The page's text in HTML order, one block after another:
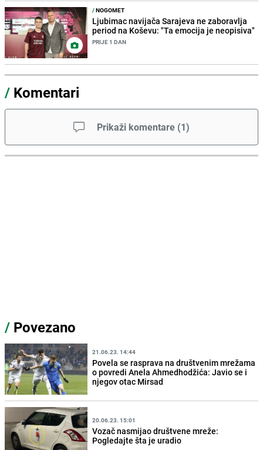
/NOGOMET
Ljubimac navijača Sarajeva ne zaboravlja
period na Koševu: "Ta emocija je neopisiva"
PRIJE 1 DAN
/ Komentari
Prikaži komentare (1)
/ Povezano
21.06.23. 14:44
Povela se rasprava na društvenim mrežama
o povredi Anela Ahmedhodžića: Javio se i
njegov otac Mirsad
20.06.23. 15:01
Vozač nasmijao društvene mreže:
Pogledajte šta je uradio